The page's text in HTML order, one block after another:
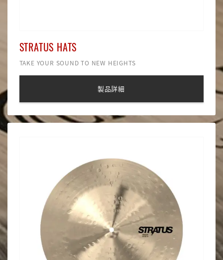
STRATUS HATS
TAKE YOUR SOUND TO NEW HEIGHTS
製品詳細